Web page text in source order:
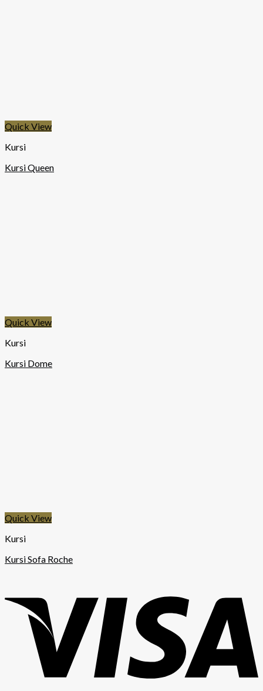
Quick View
Kursi
Kursi Queen
Quick View
Kursi
Kursi Dome
Quick View
Kursi
Kursi Sofa Roche